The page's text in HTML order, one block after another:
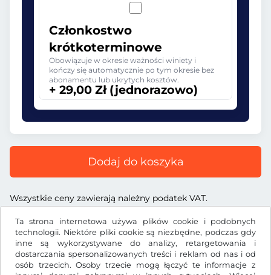
Ta strona internetowa używa plików cookie i podobnych
technologii. Niektóre pliki cookie są niezbędne, podczas gdy
inne są wykorzystywane do analizy, retargetowania i
dostarczania spersonalizowanych treści i reklam od nas i od
osób trzecich. Osoby trzecie mogą łączyć te informacje z
Członkostwo
krótkoterminowe
Obowiązuje w okresie ważności winiety i
kończy się automatycznie po tym okresie bez
abonamentu lub ukrytych kosztów.
+ 29,00 Zł (jednorazowo)
Dodaj do koszyka
Wszystkie ceny zawierają należny podatek VAT.
ZłPLN